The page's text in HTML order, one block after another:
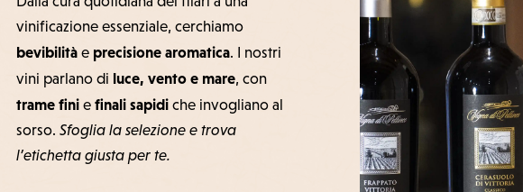
vinificazione essenziale, cerchiamo
bevibilitàe precisione aromatica. I nostri
vini parlano di luce, vento e mare, con
trame finie finali sapidiche invogliano al
sorso. Sfoglia la selezione e trova
l’etichetta giusta per te.